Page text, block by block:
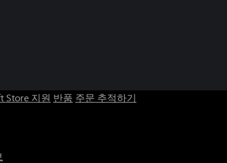
Store 지원 반품 주문 추적하기